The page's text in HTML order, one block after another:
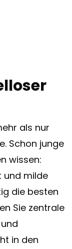
als nur
Schon junge
wissen:
und milde
die besten
Sie zentrale
in den